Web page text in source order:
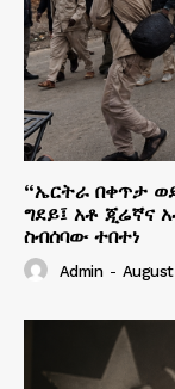
“ኤርትራ በቀጥታ
ግደይ፤ አቶ ጂሬኛና
ስብሰባው ተበተነ
Admin -